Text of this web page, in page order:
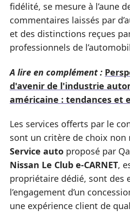
fidélité, se mesure à l’aune
commentaires laissés par
et des distinctions reçues
professionnels de
A lire en complément :
d'avenir de l'industrie
américaine : tendances et
Les services offerts par le
sont un critère de choix non
Service auto proposé par
Nissan Le Club e-CARNET,
propriétaire dédié, sont des
l’engagement d’un
une expérience client de